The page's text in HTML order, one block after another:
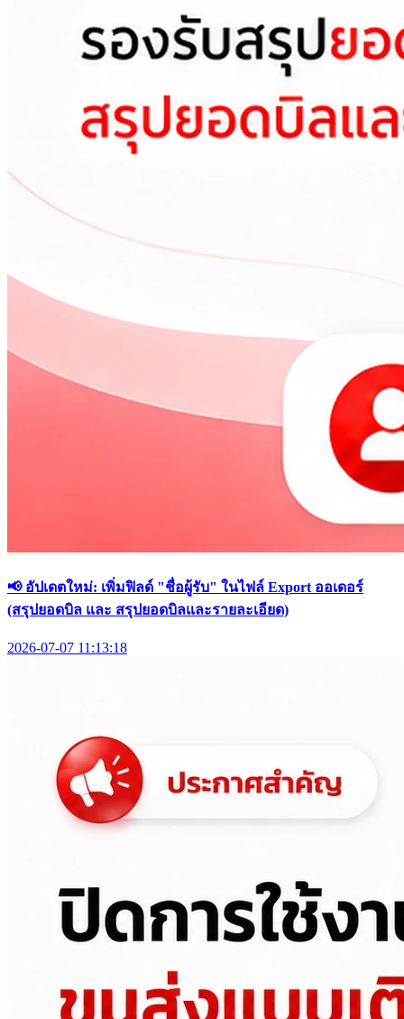
📢 อัปเดตใหม่: เพิ่มฟิลด์ "ชื่อผู้รับ" ในไฟล์ Export ออเดอร์
(สรุปยอดบิล และ สรุปยอดบิลและรายละเอียด)
2026-07-07 11:13:18